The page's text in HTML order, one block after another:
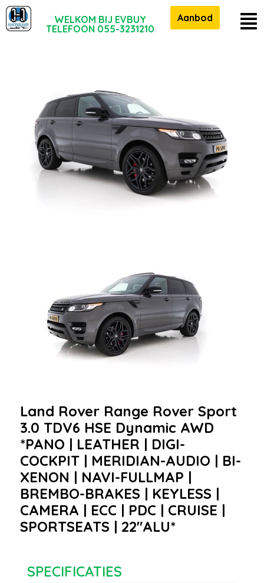
WELKOM BIJ EVBUY
TELEFOON 055-3231210
Aanbod
Land Rover Range Rover Sport
3.0 TDV6 HSE Dynamic AWD
*PANO | LEATHER | DIGI-
COCKPIT | MERIDIAN-AUDIO | BI-
XENON | NAVI-FULLMAP |
BREMBO-BRAKES | KEYLESS |
CAMERA | ECC | PDC | CRUISE |
SPORTSEATS | 22"ALU*
SPECIFICATIES